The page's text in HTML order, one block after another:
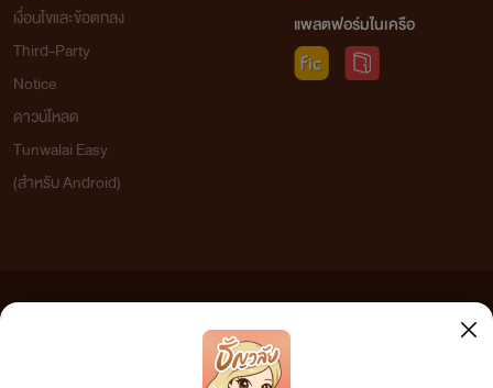
เงื่อนไขและข้อตกลง
Third-Party
Notice
ดาวน์โหลด
Tunwalai Easy
(สำหรับ Android)
แพลตฟอร์มในเครือ
เว็บไซต์แห่งนี้ไม่ได้เห็นด้วยและไม่ขอรับผิดชอบต่อข้อความใดๆ ทั้งสิ้น ดังนั้นผู้อ่านทุกท่านโปรดใช้
วิจารณญาณในการกลั่นกรองด้วยตนเอง และหากท่านพบข้อความใดๆ ที่ขัดต่อกฎหมายและศีลธรรม